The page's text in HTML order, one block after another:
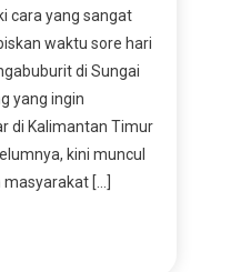
cara yang sangat
waktu sore hari
di Sungai
yang ingin
di Kalimantan Timur
kini muncul
[…]